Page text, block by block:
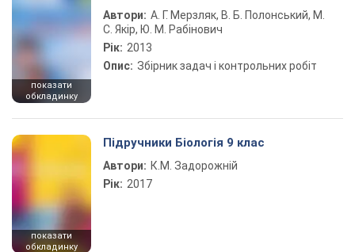
показати
обкладинку
Автори: А. Г. Мерзляк, В. Б. Полонський, М.
С. Якір, Ю. М. Рабінович
Рік: 2013
Опис: Збірник задач і контрольних робіт
показати
обкладинку
Підручники Біологія 9 клас
Автори: К.М. Задорожній
Рік: 2017